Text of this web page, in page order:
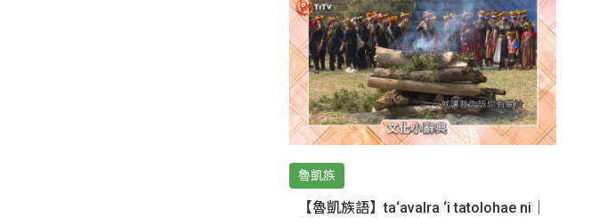
魯凱族
【魯凱族語】ta‘avalra ‘i tatolohae ni｜